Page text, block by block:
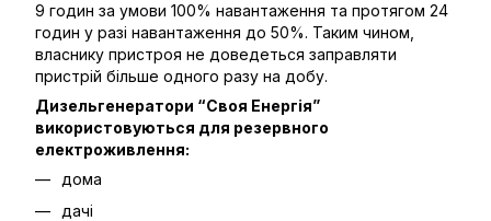
9 годин за умови 100% навантаження та протягом 24
годин у разі навантаження до 50%. Таким чином,
власнику пристроя не доведеться заправляти
пристрій більше одного разу на добу.
Дизельгенератори “Своя Енергія”
використовуються для резервного
електроживлення:
дома
дачі